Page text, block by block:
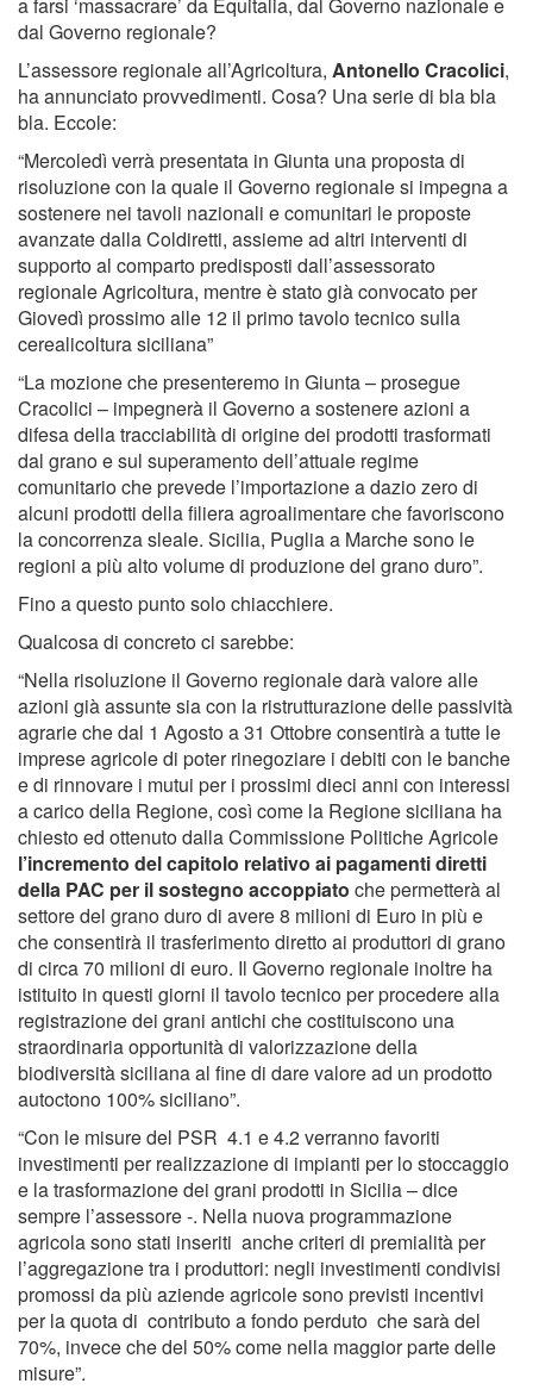
a farsi ‘massacrare’ da Equitalia, dal Governo nazionale e
dal Governo regionale?
L’assessore regionale all’Agricoltura, Antonello Cracolici,
ha annunciato provvedimenti. Cosa? Una serie di bla bla
bla. Eccole:
“Mercoledì verrà presentata in Giunta una proposta di
risoluzione con la quale il Governo regionale si impegna a
sostenere nei tavoli nazionali e comunitari le proposte
avanzate dalla Coldiretti, assieme ad altri interventi di
supporto al comparto predisposti dall’assessorato
regionale Agricoltura, mentre è stato già convocato per
Giovedì prossimo alle 12 il primo tavolo tecnico sulla
cerealicoltura siciliana”
“La mozione che presenteremo in Giunta – prosegue
Cracolici – impegnerà il Governo a sostenere azioni a
difesa della tracciabilità di origine dei prodotti trasformati
dal grano e sul superamento dell’attuale regime
comunitario che prevede l’importazione a dazio zero di
alcuni prodotti della filiera agroalimentare che favoriscono
la concorrenza sleale. Sicilia, Puglia a Marche sono le
regioni a più alto volume di produzione del grano duro”.
Fino a questo punto solo chiacchiere.
Qualcosa di concreto ci sarebbe:
“Nella risoluzione il Governo regionale darà valore alle
azioni già assunte sia con la ristrutturazione delle passività
agrarie che dal 1 Agosto a 31 Ottobre consentirà a tutte le
imprese agricole di poter rinegoziare i debiti con le banche
e di rinnovare i mutui per i prossimi dieci anni con interessi
a carico della Regione, così come la Regione siciliana ha
chiesto ed ottenuto dalla Commissione Politiche Agricole
l’incremento del capitolo relativo ai pagamenti diretti
della PAC per il sostegno accoppiato che permetterà al
settore del grano duro di avere 8 milioni di Euro in più e
che consentirà il trasferimento diretto ai produttori di grano
di circa 70 milioni di euro. Il Governo regionale inoltre ha
istituito in questi giorni il tavolo tecnico per procedere alla
registrazione dei grani antichi che costituiscono una
straordinaria opportunità di valorizzazione della
biodiversità siciliana al fine di dare valore ad un prodotto
autoctono 100% siciliano”.
“Con le misure del PSR 4.1 e 4.2 verranno favoriti
investimenti per realizzazione di impianti per lo stoccaggio
e la trasformazione dei grani prodotti in Sicilia – dice
sempre l’assessore -. Nella nuova programmazione
agricola sono stati inseriti anche criteri di premialità per
l’aggregazione tra i produttori: negli investimenti condivisi
promossi da più aziende agricole sono previsti incentivi
per la quota di contributo a fondo perduto che sarà del
70%, invece che del 50% come nella maggior parte delle
misure”.